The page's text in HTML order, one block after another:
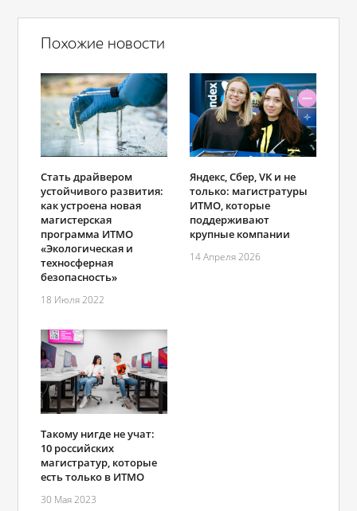
Похожие новости
Стать драйвером
устойчивого развития:
как устроена новая
магистерская
программа ИТМО
«Экологическая и
техносферная
безопасность»
18 Июля 2022
Яндекс, Сбер, VK и не
только: магистратуры
ИТМО, которые
поддерживают
крупные компании
14 Апреля 2026
Такому нигде не учат:
10 российских
магистратур, которые
есть только в ИТМО
30 Мая 2023